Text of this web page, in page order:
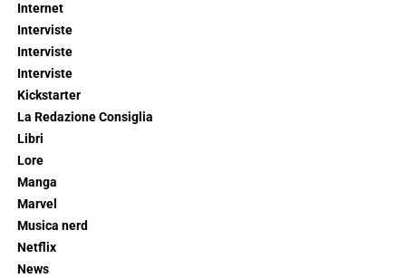
Internet
Interviste
Interviste
Interviste
Kickstarter
La Redazione Consiglia
Libri
Lore
Manga
Marvel
Musica nerd
Netflix
News